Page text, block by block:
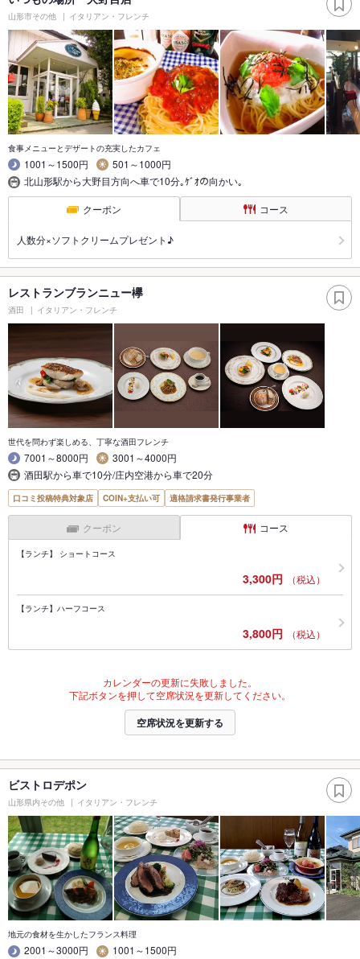
山形市その他 イタリアン・フレンチ
食事メニューとデザートの充実したカフェ
1001～1500円
501～1000円
北山形駅から大野目方向へ車で10分｡ｹﾞｵの向かい｡
クーポン コース
人数分×ソフトクリームプレゼント♪
レストランブランニュー欅
酒田 イタリアン・フレンチ
世代を問わず楽しめる、丁寧な酒田フレンチ
7001～8000円
3001～4000円
酒田駅から車で10分/庄内空港から車で20分
口コミ投稿特典対象店 COIN+支払い可 適格請求書発行事業者
クーポン コース
【ランチ】 ショートコース
3,300円 （税込）
【ランチ】ハーフコース
3,800円 （税込）
カレンダーの更新に失敗しました。
下記ボタンを押して空席状況を更新してください。
空席状況を更新する
ビストロデポン
山形県内その他 イタリアン・フレンチ
地元の食材を生かしたフランス料理
2001～3000円
1001～1500円